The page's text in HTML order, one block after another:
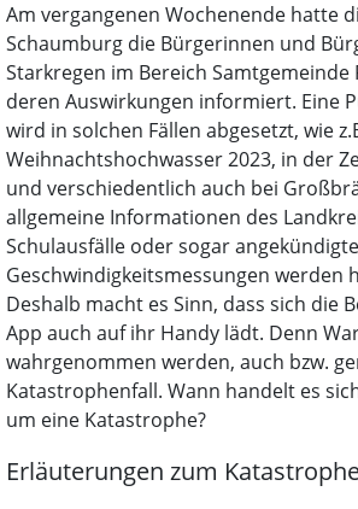
Am vergangenen Wochenende hatte
Schaumburg die Bürgerinnen und
Starkregen im Bereich Samtgemeinde
deren Auswirkungen informiert. Eine
wird in solchen Fällen abgesetzt, wie
Weihnachtshochwasser 2023, in der
und verschiedentlich auch bei
allgemeine Informationen des
Schulausfälle oder sogar angekündigte
Geschwindigkeitsmessungen werden
Deshalb macht es Sinn, dass sich die
App auch auf ihr Handy lädt. Denn
wahrgenommen werden, auch bzw.
Katastrophenfall. Wann handelt es
um eine Katastrophe?
Erläuterungen zum